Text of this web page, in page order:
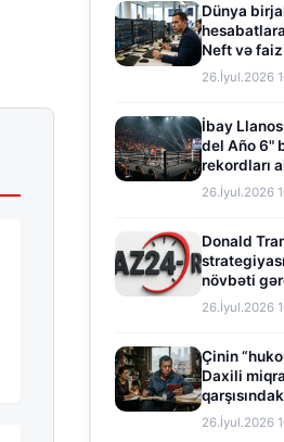
Dünya
Neft və
təsiri
26.İyul.2026
İbay
del Año 6"
rekordları
26.İyul.2026
Donald
növbəti
mərhələsi
26.İyul.2026
Çinin
Daxili
sədd
26.İyul.2026